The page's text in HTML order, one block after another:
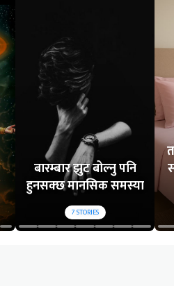
बारम्बार झुट बोल्नु पनि
हुनसक्छ मानसिक समस्या
7STORIES